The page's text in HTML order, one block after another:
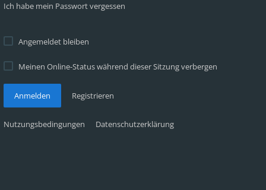
Ich habe mein Passwort vergessen
Angemeldet bleiben
Meinen Online-Status während dieser Sitzung verbergen
Anmelden Registrieren
Nutzungsbedingungen Datenschutzerklärung